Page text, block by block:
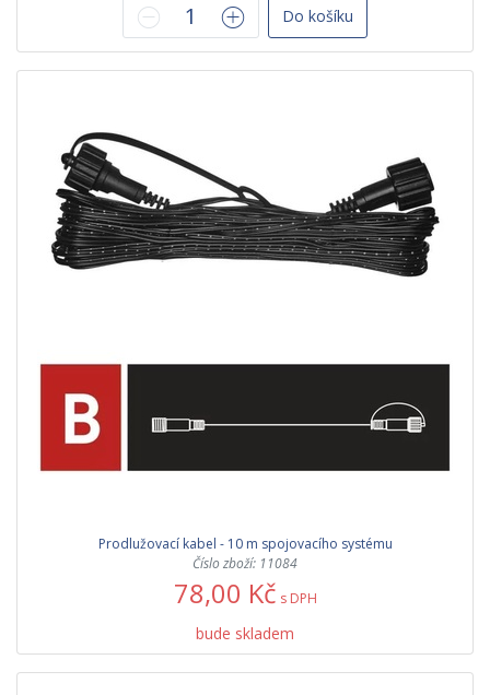
Do košíku
Prodlužovací kabel - 10 m spojovacího systému
Číslo zboží: 11084
78,00 Kč s DPH
bude skladem